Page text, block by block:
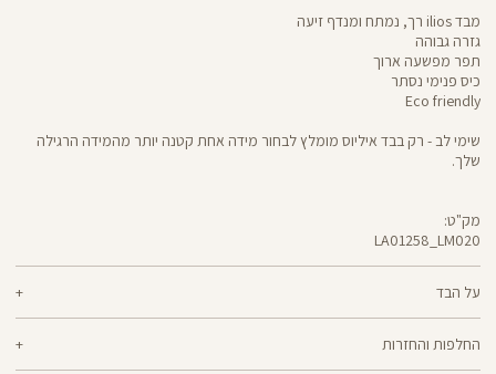
על הבד
החלפות והחזרות
מבד ilios רך, נמתח ומנדף זיעה
גזרה גבוהה
תפר מפשעה ארוך
כיס פנימי נסתר
Eco friendly
שימי לב - רק בבד איליוס מומלץ לבחור מידה אחת קטנה יותר מהמידה הרגילה
שלך.
מק"ט:
LA01258_LM020
ilios - רך וחמאתי, איתך בכל תנועה, גמיש ומנדף זיעה - התכונות הכי נעימות בבד